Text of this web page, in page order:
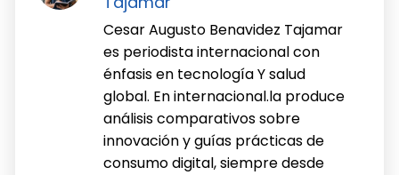
Cesar Augusto Benavidez Tajamar
es periodista internacional con
énfasis en tecnología Y salud
global. En internacional.la produce
análisis comparativos sobre
innovación y guías prácticas de
consumo digital, siempre desde